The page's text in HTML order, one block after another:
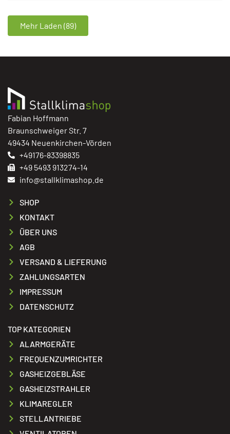
Mehr Laden (89)
Fabian Hoffmann
Braunschweiger Str. 7
49434 Neuenkirchen-Vörden
+49176-83398835
+49 5493 913274-14
info@stallklimashop.de
SHOP
KONTAKT
ÜBER UNS
AGB
VERSAND & LIEFERUNG
ZAHLUNGSARTEN
IMPRESSUM
DATENSCHUTZ
TOP KATEGORIEN
ALARMGERÄTE
FREQUENZUMRICHTER
GASHEIZGEBLÄSE
GASHEIZSTRAHLER
KLIMAREGLER
STELLANTRIEBE